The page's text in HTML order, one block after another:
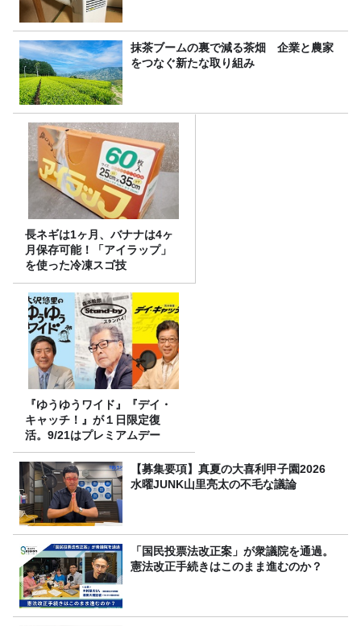
抹茶ブームの裏で減る茶畑 企業と農家
をつなぐ新たな取り組み
長ネギは1ヶ月、バナナは4ヶ
月保存可能！「アイラップ」
を使った冷凍スゴ技
『ゆうゆうワイド』『デイ・
キャッチ！』が１日限定復
活。9/21はプレミアムデー
【募集要項】真夏の大喜利甲子園2026
水曜JUNK山里亮太の不毛な議論
「国民投票法改正案」が衆議院を通過。
憲法改正手続きはこのまま進むのか？